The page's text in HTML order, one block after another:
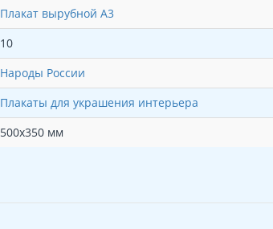
Плакат вырубной А3
10
Народы России
Плакаты для украшения интерьера
500х350 мм